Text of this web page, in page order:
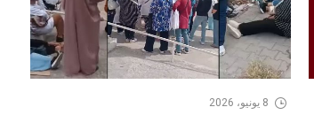
8 يونيو، 2026